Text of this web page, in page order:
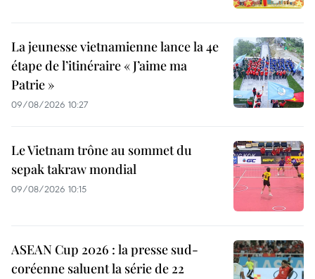
La jeunesse vietnamienne lance la 4e
étape de l’itinéraire « J’aime ma
Patrie »
09/08/2026 10:27
Le Vietnam trône au sommet du
sepak takraw mondial
09/08/2026 10:15
ASEAN Cup 2026 : la presse sud-
coréenne saluent la série de 22